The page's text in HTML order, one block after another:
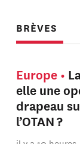
BRÈVES
Europe
elle une
drapeau
l’OTAN ?